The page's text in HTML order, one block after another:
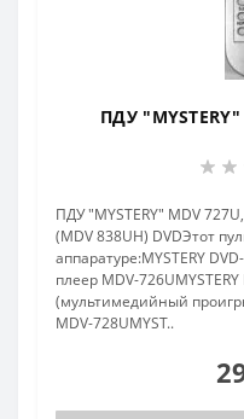
ПДУ
ПДУ "MYSTERY" MDV
(MDV 838UH) DVDЭтот
аппаратуре:MYSTERY
плеер MDV-
(мультимедийный
MDV-728UMYST..